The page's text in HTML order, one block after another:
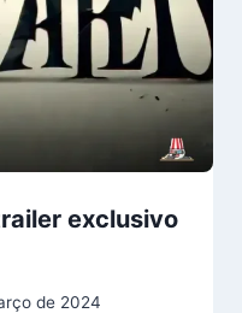
exclusivo
de 2024